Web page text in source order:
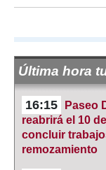
Última hora
16:15
Paseo
reabrirá el 10
concluir
remozamiento